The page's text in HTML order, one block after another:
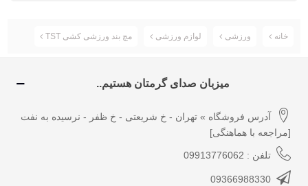
خانه ورزشی لوازم ورزشی مچ بند ورزشی کشی TST
میزبان صدای گرمتان هستیم..
آدرس فروشگاه » تهران - خ شریعتی - خ ظفر - نرسیده به نفت
[مراجعه با هماهنگی]
تلفن : 09913776062
09366988330